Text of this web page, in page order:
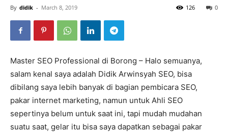
By didik - March 8, 2019 0
126
Master SEO Professional di Borong – Halo semuanya,
salam kenal saya adalah Didik Arwinsyah SEO, bisa
dibilang saya lebih banyak di bagian pembicara SEO,
pakar internet marketing, namun untuk Ahli SEO
sepertinya belum untuk saat ini, tapi mudah mudahan
suatu saat, gelar itu bisa saya dapatkan sebagai pakar